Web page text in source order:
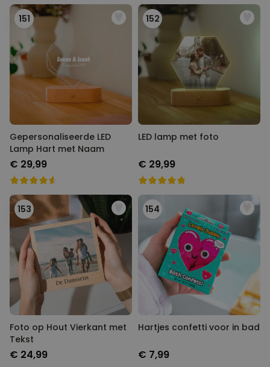
151
Gepersonaliseerde LED
Lamp Hart met Naam
€ 29,99
152
LED lamp met foto
€ 29,99
153
Foto op Hout Vierkant met
Tekst
€ 24,99
154
Hartjes confetti voor in bad
€ 7,99